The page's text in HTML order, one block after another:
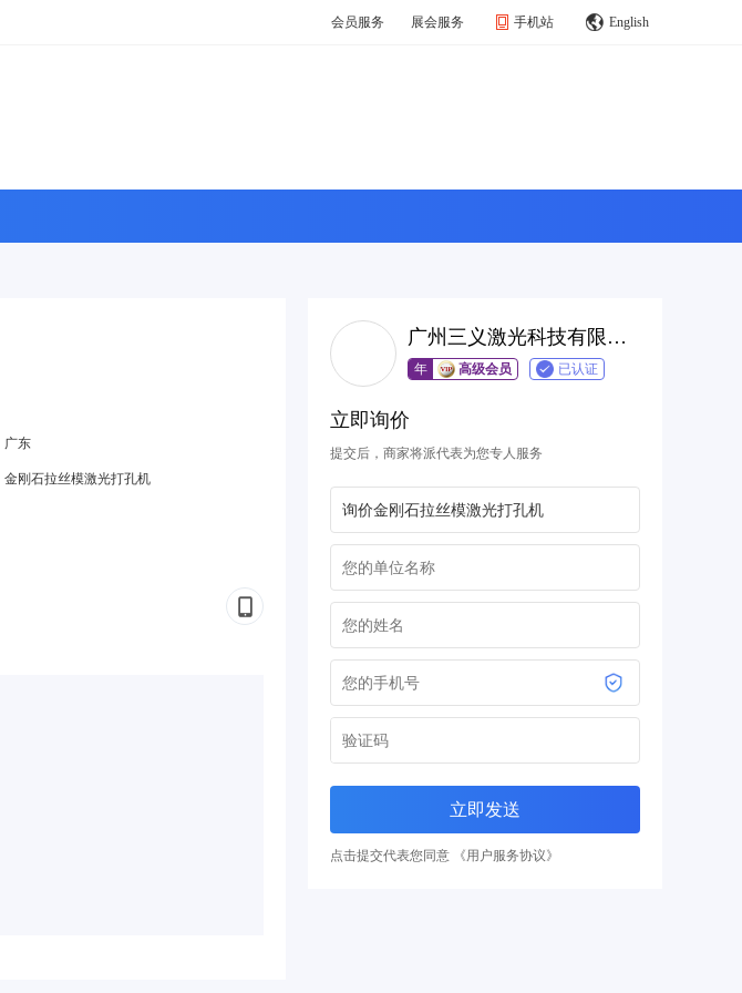
会员服务 展会服务 手机站 English
广东
金刚石拉丝模激光打孔机
广州三义激光科技有限公司
年 高级会员 已认证
立即询价
提交后，商家将派代表为您专人服务
立即发送
点击提交代表您同意 《用户服务协议》